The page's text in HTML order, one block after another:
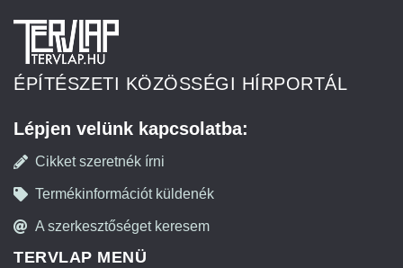
ÉPÍTÉSZETI KÖZÖSSÉGI HÍRPORTÁL
Lépjen velünk kapcsolatba:
Cikket szeretnék írni
Termékinformációt küldenék
A szerkesztőséget keresem
TERVLAP MENÜ